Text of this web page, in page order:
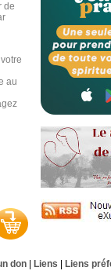
de
au
don| Liens Liens